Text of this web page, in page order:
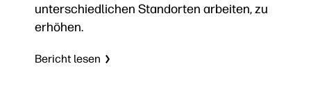
unterschiedlichen Standorten arbeiten, zu
erhöhen.
Bericht lesen